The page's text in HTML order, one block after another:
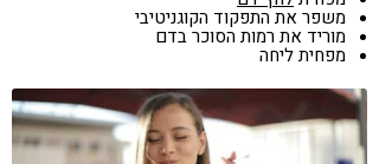
משפר את התפקוד הקוגניטיבי
מוריד את רמות הסוכר בדם
מפחית ליחה